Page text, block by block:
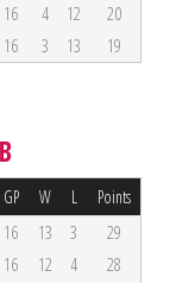
16 4 12
20
16 3 13 19
GP W L Points
16 13 3
29
16 12 4
28